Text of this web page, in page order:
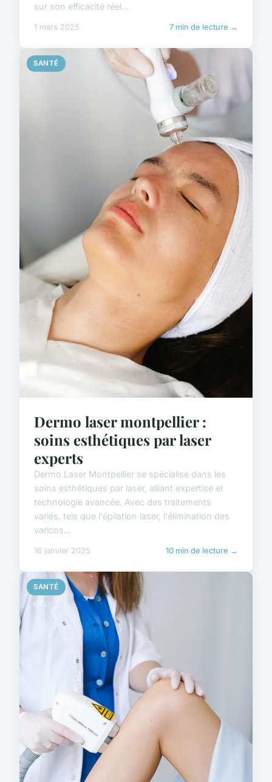
sur son efficacité réel...
1 mars 2025 7 min de lecture →
SANTÉ
Dermo laser montpellier :
soins esthétiques par laser
experts
Dermo Laser Montpellier se spécialise dans les
soins esthétiques par laser, alliant expertise et
technologie avancée. Avec des traitements
variés, tels que l'épilation laser, l'élimination des
varicos...
16 janvier 2025 10 min de lecture →
SANTÉ